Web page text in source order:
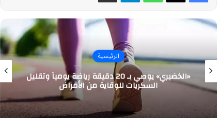
الرئيسية
«الخضيري» يوصي بـ 20 دقيقة رياضة يومياً وتقليل
السكريات للوقاية من الأمراض